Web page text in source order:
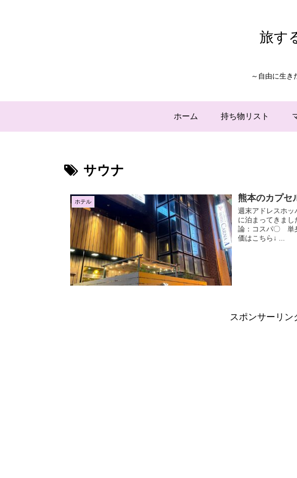
旅す
～自由に生き
ホーム 持ち物リスト
サウナ
ホテル 熊本のカプセ
週末アドレスホ
に泊まってきま
論：コスパ〇 単
価はこちら↓ ...
スポンサーリン